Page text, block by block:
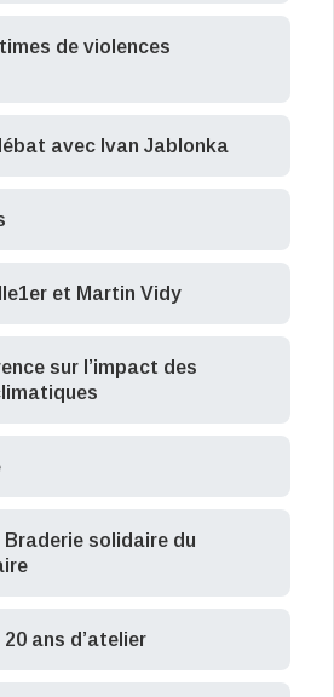
de violences
avec Ivan Jablonka
et Martin Vidy
sur l’impact des
Braderie solidaire du
20 ans d’atelier